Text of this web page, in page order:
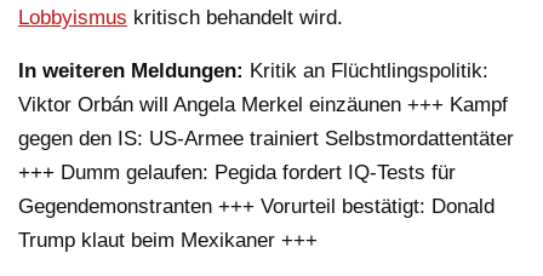
Lobbyismus kritisch behandelt wird.
In weiteren Meldungen: Kritik an Flüchtlingspolitik:
Viktor Orbán will Angela Merkel einzäunen +++ Kampf
gegen den IS: US-Armee trainiert Selbstmordattentäter
+++ Dumm gelaufen: Pegida fordert IQ-Tests für
Gegendemonstranten +++ Vorurteil bestätigt: Donald
Trump klaut beim Mexikaner +++